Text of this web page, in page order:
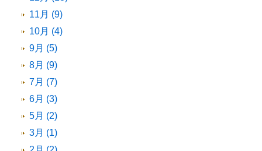
11月 (9)
10月 (4)
9月 (5)
8月 (9)
7月 (7)
6月 (3)
5月 (2)
3月 (1)